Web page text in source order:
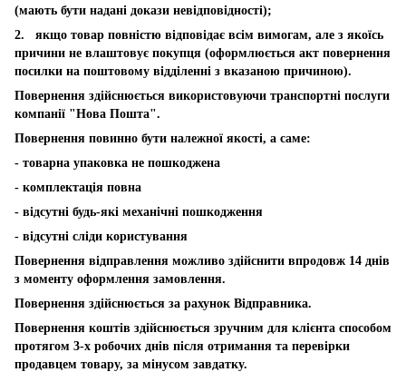
(мають бути надані докази невідповідності);
2. якщо товар повністю відповідає всім вимогам, але з якоїсь
причини не влаштовує покупця (оформлюється акт повернення
посилки на поштовому відділенні з вказаною причиною).
Повернення здійснюється використовуючи транспортні послуги
компанії "Нова Пошта".
Повернення повинно бути належної якості, а саме:
- товарна упаковка не пошкоджена
- комплектація повна
- відсутні будь-які механічні пошкодження
- відсутні сліди користування
Повернення відправлення можливо здійснити впродовж 14 днів
з моменту оформлення замовлення.
Повернення здійснюється за рахунок Відправника.
Повернення коштів здійснюється зручним для клієнта способом
протягом 3-х робочих днів після отримання та перевірки
продавцем товару, за мінусом завдатку.